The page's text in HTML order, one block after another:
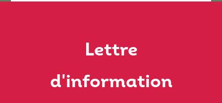
Lettre
d'information